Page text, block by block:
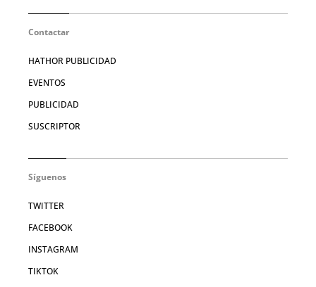
Contactar
HATHOR PUBLICIDAD
EVENTOS
PUBLICIDAD
SUSCRIPTOR
Síguenos
TWITTER
FACEBOOK
INSTAGRAM
TIKTOK